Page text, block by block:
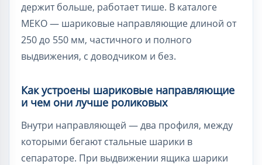
держит больше, работает тише. В каталоге
МЕКО — шариковые направляющие длиной от
250 до 550 мм, частичного и полного
выдвижения, с доводчиком и без.
Как устроены шариковые направляющие
и чем они лучше роликовых
Внутри направляющей — два профиля, между
которыми бегают стальные шарики в
сепараторе. При выдвижении ящика шарики